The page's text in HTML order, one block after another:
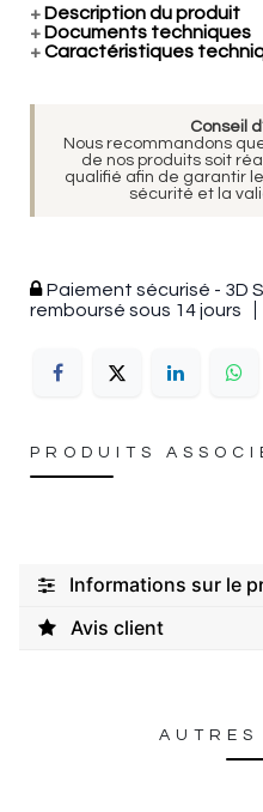
+ Description du produit
+ Documents techniques
+Caractéristiques
Conseil
Nous recommandons
de nos produits soit
qualifié afin de garantir
sécurité et la
Paiement sécurisé - 3D
remboursé sous 14 jours
PRODUITS
Informations sur le
Avis client
AUTRES